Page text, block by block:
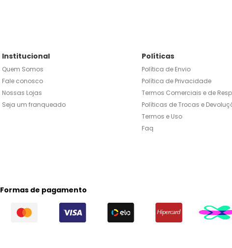
Institucional
Quem Somos
Fale conosco
Nossas Lojas
Seja um franqueado
Políticas
Política de Envio
Política de Privacidade
Termos Comerciais e de
Políticas de Trocas e
Termos e Uso
Faq
Formas de pagamento